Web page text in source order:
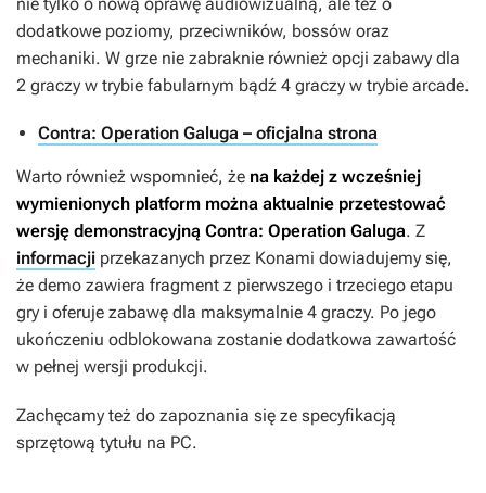
dodatkowe poziomy, przeciwników, bossów oraz
mechaniki. W grze nie zabraknie również opcji zabawy dla
2 graczy w trybie fabularnym bądź 4 graczy w trybie arcade.
Contra: Operation Galuga – oficjalna strona
Warto również wspomnieć, że na każdej z wcześniej
wymienionych platform można aktualnie przetestować
wersję demonstracyjną Contra: Operation Galuga. Z
informacji przekazanych przez Konami dowiadujemy się,
że demo zawiera fragment z pierwszego i trzeciego etapu
gry i oferuje zabawę dla maksymalnie 4 graczy. Po jego
ukończeniu odblokowana zostanie dodatkowa zawartość
w pełnej wersji produkcji.
Zachęcamy też do zapoznania się ze specyfikacją
sprzętową tytułu na PC.